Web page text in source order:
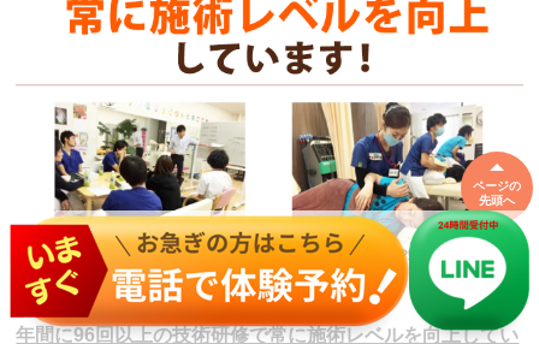
年間に96回以上の技術研修で常に施術レベルを向上してい
ページの
先頭へ